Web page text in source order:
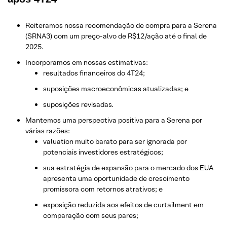
Reiteramos nossa recomendação de compra para a Serena
(SRNA3) com um preço-alvo de R$12/ação até o final de
2025.
Incorporamos em nossas estimativas:
resultados financeiros do 4T24;
suposições macroeconômicas atualizadas; e
suposições revisadas.
Mantemos uma perspectiva positiva para a Serena por
várias razões:
valuation muito barato para ser ignorada por
potenciais investidores estratégicos;
sua estratégia de expansão para o mercado dos EUA
apresenta uma oportunidade de crescimento
promissora com retornos atrativos; e
exposição reduzida aos efeitos de curtailment em
comparação com seus pares;